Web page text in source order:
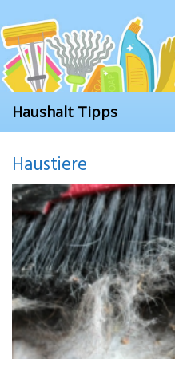
to
main
content
Haushalt Tipps
Haustiere